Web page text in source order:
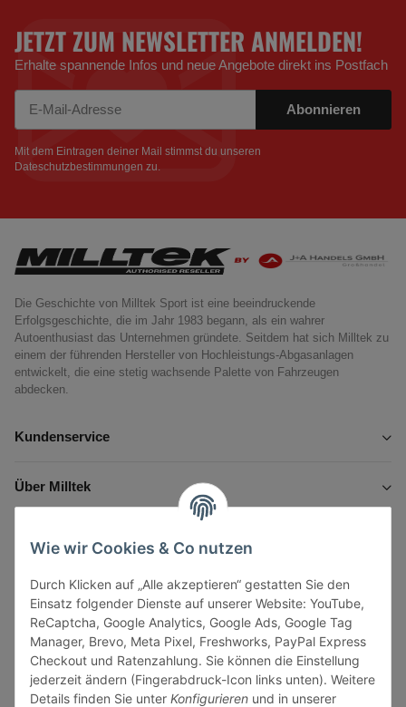
Wie wir Cookies & Co nutzen
Durch Klicken auf „Alle akzeptieren“ gestatten Sie den
Einsatz folgender Dienste auf unserer Website: YouTube,
ReCaptcha, Google Analytics, Google Ads, Google Tag
Manager, Brevo, Meta Pixel, Freshworks, PayPal Express
Checkout und Ratenzahlung. Sie können die Einstellung
jederzeit ändern (Fingerabdruck-Icon links unten). Weitere
Details finden Sie unter Konfigurieren und in unserer
JETZT ZUM NEWSLETTER ANMELDEN!
Erhalte spannende Infos und neue Angebote direkt ins Postfach
Abonnieren
Mit dem Eintragen deiner Mail stimmst du unseren
Dateschutzbestimmungen zu.
Die Geschichte von Milltek Sport ist eine beeindruckende
Erfolgsgeschichte, die im Jahr 1983 begann, als ein wahrer
Autoenthusiast das Unternehmen gründete. Seitdem hat sich Milltek zu
einem der führenden Hersteller von Hochleistungs-Abgasanlagen
entwickelt, die eine stetig wachsende Palette von Fahrzeugen
abdecken.
Kundenservice
Über Milltek
Gesetzliche Informationen
Vertrag widerrufen